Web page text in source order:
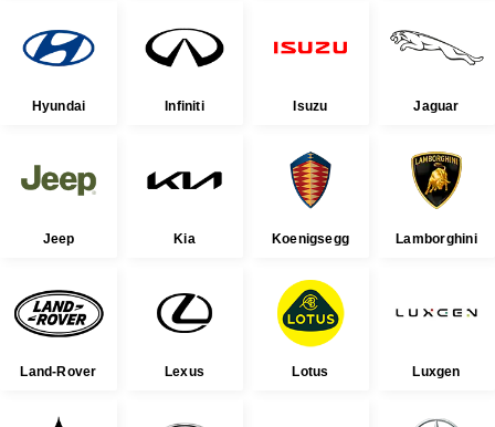
Hyundai Infiniti Isuzu Jaguar
Jeep Kia Koenigsegg Lamborghini
Land-Rover Lexus Lotus Luxgen